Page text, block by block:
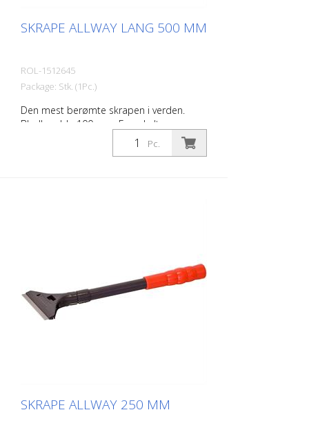
SKRAPE ALLWAY LANG 500 MM
ROL-1512645
Package: Stk. (1Pc.)
Den mest berømte skrapen i verden.
Bladbredde 100 mm. En enkelt
omdreining av skrapehodet er nok til å
låse eller frigjøre bladet sikkert.
Pc.
SKRAPE ALLWAY 250 MM